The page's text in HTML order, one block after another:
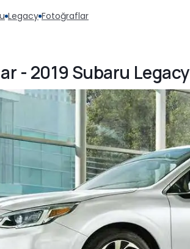
Legacy Fotoğraflar
- 2019 Subaru Legacy